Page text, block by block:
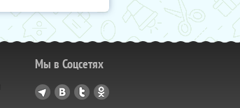
Мы в Соцсетях